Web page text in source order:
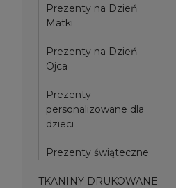
Prezenty na Dzień
Matki
Prezenty na Dzień
Ojca
Prezenty
personalizowane dla
dzieci
Prezenty świąteczne
TKANINY DRUKOWANE